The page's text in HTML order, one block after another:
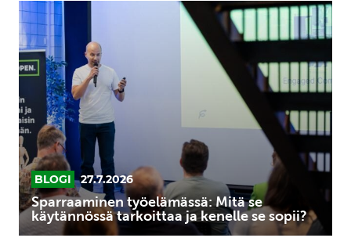
Sparraaminen
työelämässä:
Mitä
se
käytännössä
tarkoittaa
ja
kenelle
se
sopii?BLOGI 27.7.2026
Sparraaminen työelämässä: Mitä se
käytännössä tarkoittaa ja kenelle se sopii?